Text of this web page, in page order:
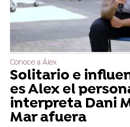
Conoce a Álex
Solitario e
es Alex el
interpreta Dani
Mar afuera